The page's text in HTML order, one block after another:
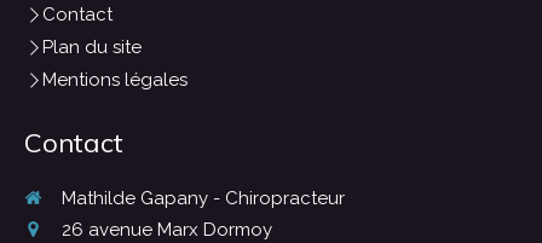
Contact
Plan du site
Mentions légales
Contact
Mathilde Gapany - Chiropracteur
26 avenue Marx Dormoy